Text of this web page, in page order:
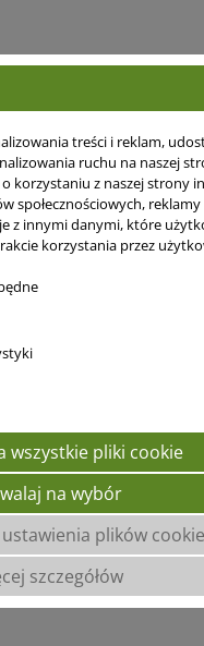
dobór pszenicy
do
na ziarno,
to relatywnie
z uwagi
sytuacja
obserwowaliśmy
oraz
treści i reklam,
ruchu na naszej
korzystaniu z naszej strony
społecznościowych, reklamy
z innymi danymi, które
korzystania przez
wszystkie pliki cookie
na wybór
plików
szczegółów